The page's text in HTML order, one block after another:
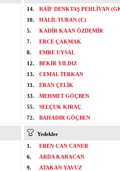
14.
RAİF DENKTAŞ PEHLİVAN
10.
HALİL TURAN (C)
5.
KADİR KAAN ÖZDEMİR
7.
ERCE ÇAKMAK
8.
EMRE UYSAL
12.
BEKİR YILDIZ
13.
CEMAL TERKAN
31.
ERAN ÇELİK
33.
MEHMET GÖÇBEN
55.
SELÇUK KIRAÇ
72.
BAHADIR GÖÇBEN
Yedekler
1.
EREN CAN CANER
6.
ARDA KARACAN
9.
ATAKAN YAVUZ